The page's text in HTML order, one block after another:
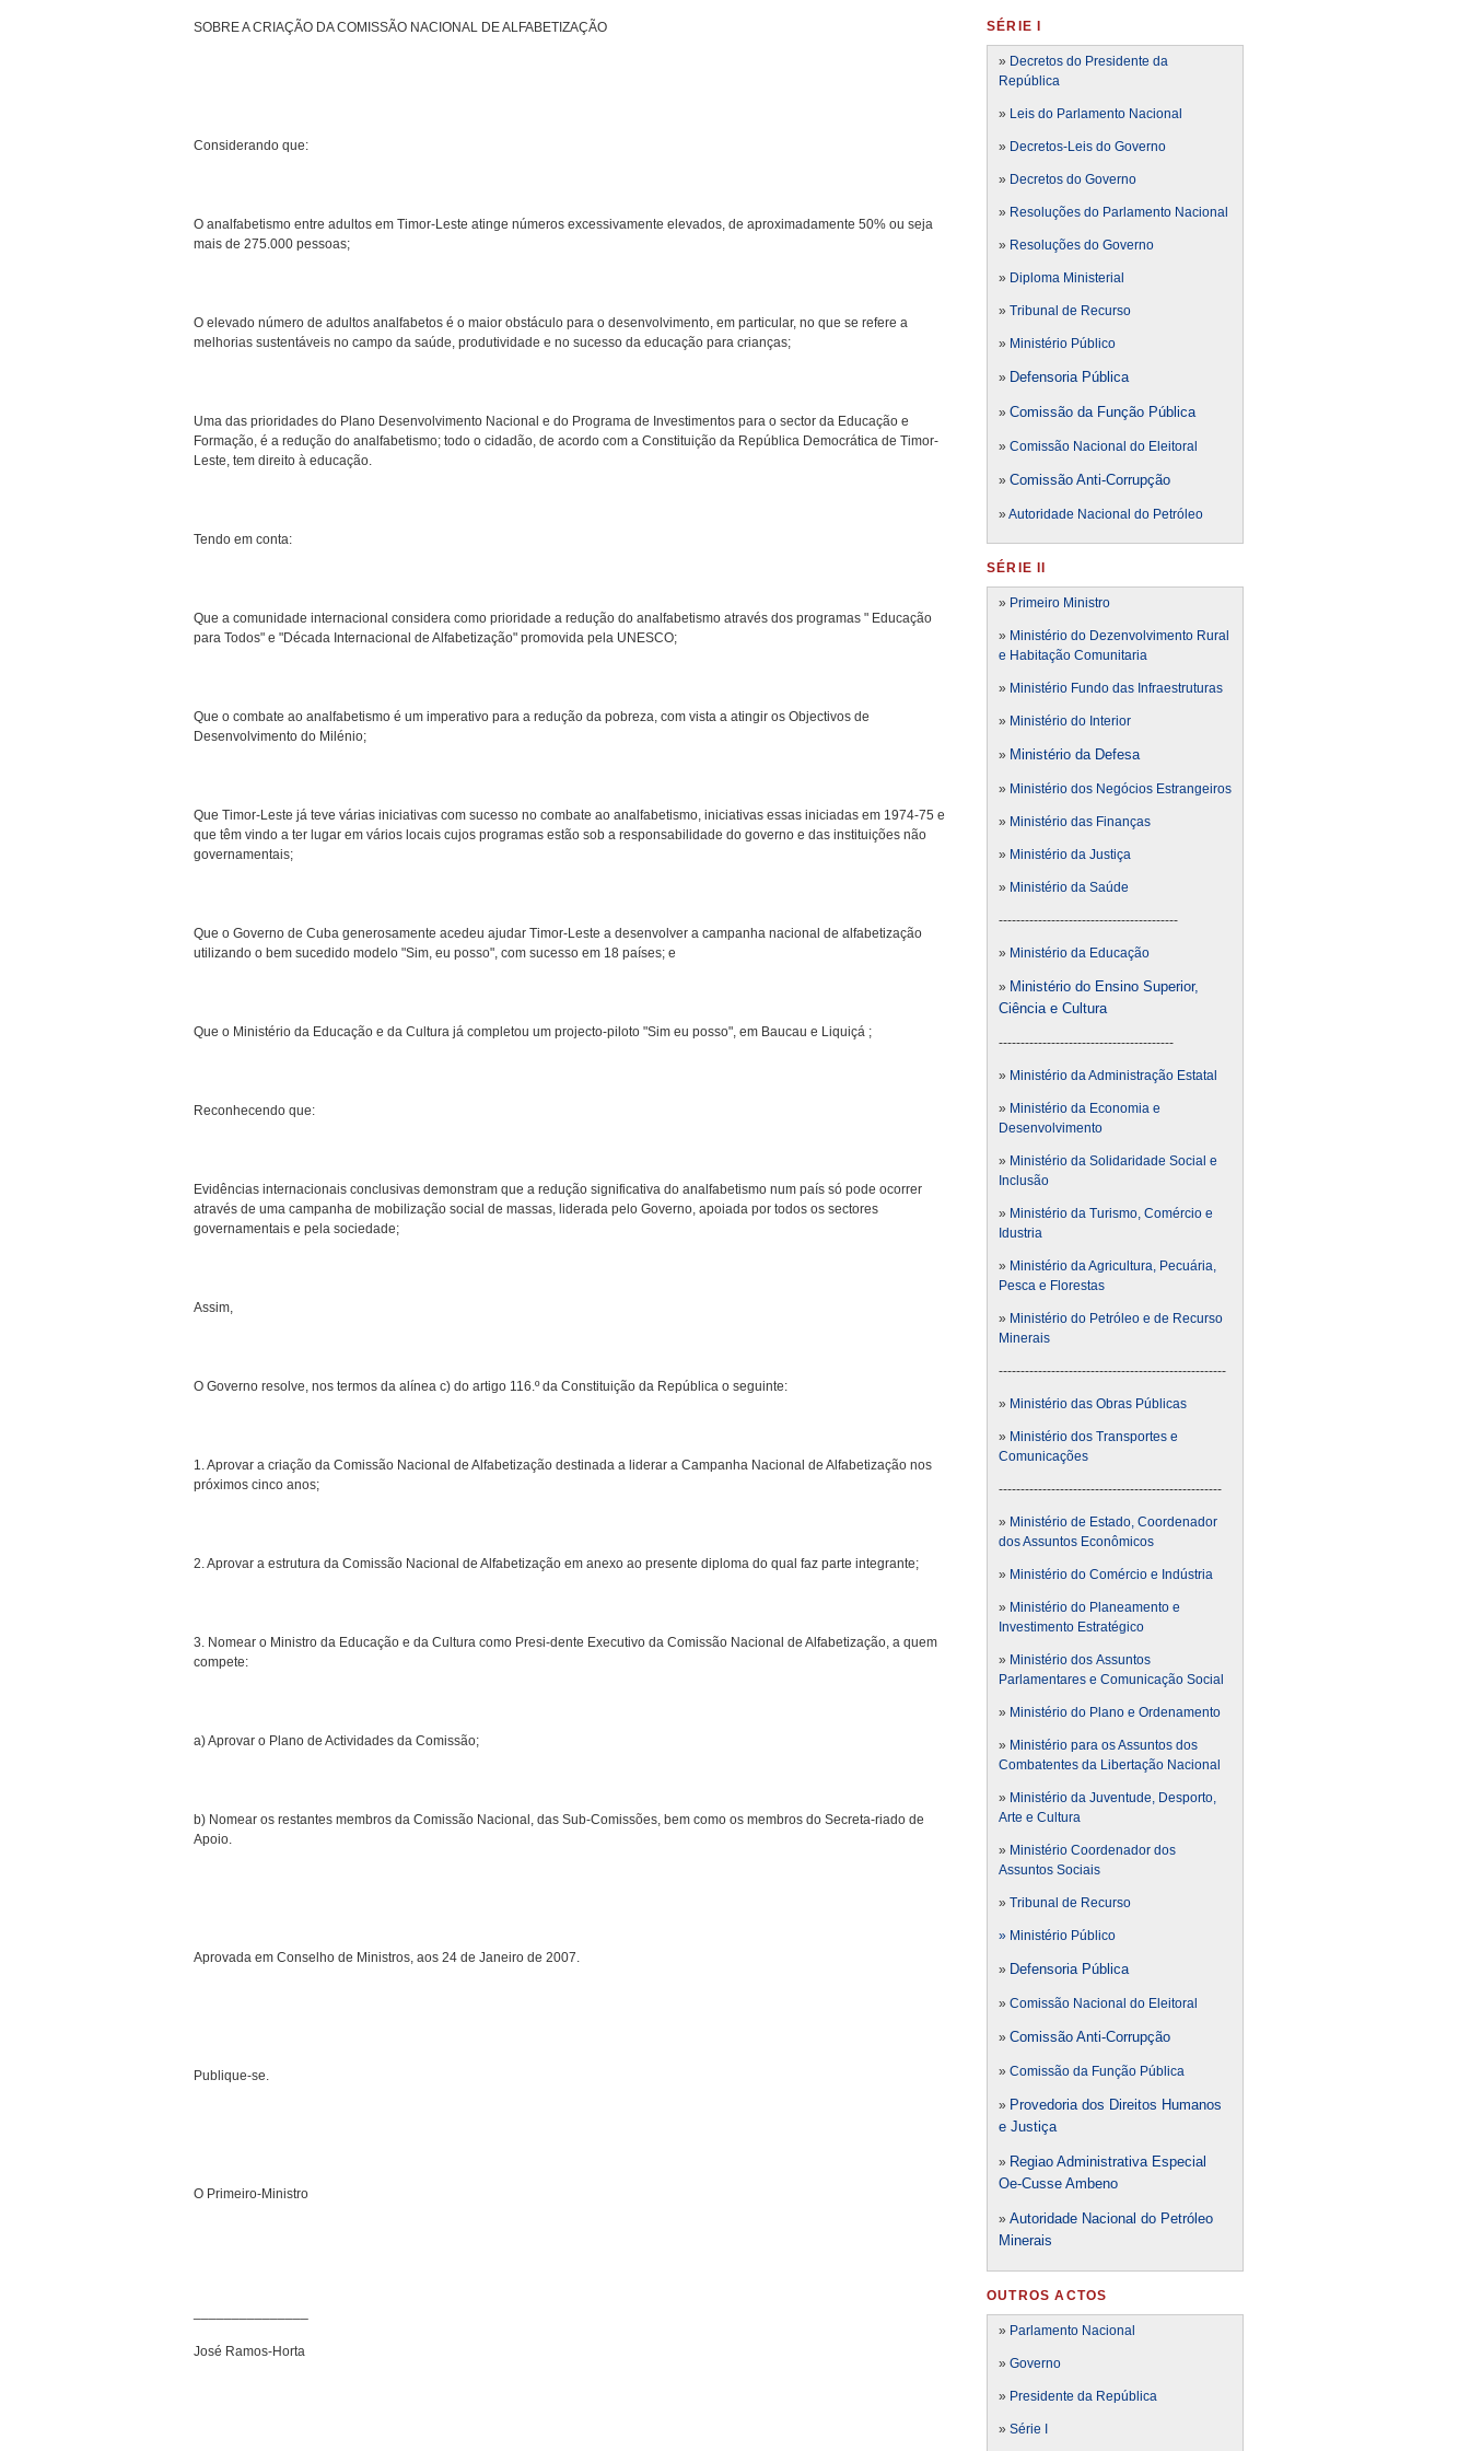
SOBRE A CRIAÇÃO DA COMISSÃO NACIONAL DE ALFABETIZAÇÃO
Considerando que:
O analfabetismo entre adultos em Timor-Leste atinge números excessivamente elevados, de aproximadamente 50% ou seja
mais de 275.000 pessoas;
O elevado número de adultos analfabetos é o maior obstáculo para o desenvolvimento, em particular, no que se refere a
melhorias sustentáveis no campo da saúde, produtividade e no sucesso da educação para crianças;
Uma das prioridades do Plano Desenvolvimento Nacional e do Programa de Investimentos para o sector da Educação e
Formação, é a redução do analfabetismo; todo o cidadão, de acordo com a Constituição da República Democrática de Timor-
Leste, tem direito à educação.
Tendo em conta:
Que a comunidade internacional considera como prioridade a redução do analfabetismo através dos programas " Educação
para Todos" e "Década Internacional de Alfabetização" promovida pela UNESCO;
Que o combate ao analfabetismo é um imperativo para a redução da pobreza, com vista a atingir os Objectivos de
Desenvolvimento do Milénio;
Que Timor-Leste já teve várias iniciativas com sucesso no combate ao analfabetismo, iniciativas essas iniciadas em 1974-75 e
que têm vindo a ter lugar em vários locais cujos programas estão sob a responsabilidade do governo e das instituições não
governamentais;
Que o Governo de Cuba generosamente acedeu ajudar Timor-Leste a desenvolver a campanha nacional de alfabetização
utilizando o bem sucedido modelo "Sim, eu posso", com sucesso em 18 países; e
Que o Ministério da Educação e da Cultura já completou um projecto-piloto "Sim eu posso", em Baucau e Liquiçá ;
Reconhecendo que:
Evidências internacionais conclusivas demonstram que a redução significativa do analfabetismo num país só pode ocorrer
através de uma campanha de mobilização social de massas, liderada pelo Governo, apoiada por todos os sectores
governamentais e pela sociedade;
Assim,
O Governo resolve, nos termos da alínea c) do artigo 116.º da Constituição da República o seguinte:
1. Aprovar a criação da Comissão Nacional de Alfabetização destinada a liderar a Campanha Nacional de Alfabetização nos
próximos cinco anos;
2. Aprovar a estrutura da Comissão Nacional de Alfabetização em anexo ao presente diploma do qual faz parte integrante;
3. Nomear o Ministro da Educação e da Cultura como Presi-dente Executivo da Comissão Nacional de Alfabetização, a quem
compete:
a) Aprovar o Plano de Actividades da Comissão;
b) Nomear os restantes membros da Comissão Nacional, das Sub-Comissões, bem como os membros do Secreta-riado de
Apoio.
Aprovada em Conselho de Ministros, aos 24 de Janeiro de 2007.
Publique-se.
O Primeiro-Ministro
José Ramos-Horta
SÉRIE I
» Decretos do Presidente da
República
» Leis do Parlamento Nacional
» Decretos-Leis do Governo
» Decretos do Governo
» Resoluções do Parlamento Nacional
» Resoluções do Governo
» Diploma Ministerial
» Tribunal de Recurso
» Ministério Público
» Defensoria Pública
» Comissão da Função Pública
» Comissão Nacional do Eleitoral
» Comissão Anti-Corrupção
» Autoridade Nacional do Petróleo
SÉRIE II
» Primeiro Ministro
» Ministério do Dezenvolvimento Rural
e Habitação Comunitaria
» Ministério Fundo das Infraestruturas
» Ministério do Interior
» Ministério da Defesa
» Ministério dos Negócios Estrangeiros
» Ministério das Finanças
» Ministério da Justiça
» Ministério da Saúde
-----------------------------------------
» Ministério da Educação
» Ministério do Ensino Superior,
Ciência e Cultura
----------------------------------------
» Ministério da Administração Estatal
» Ministério da Economia e
Desenvolvimento
» Ministério da Solidaridade Social e
Inclusão
» Ministério da Turismo, Comércio e
Idustria
» Ministério da Agricultura, Pecuária,
Pesca e Florestas
» Ministério do Petróleo e de Recurso
Minerais
----------------------------------------------------
» Ministério das Obras Públicas
» Ministério dos Transportes e
Comunicações
---------------------------------------------------
» Ministério de Estado, Coordenador
dos Assuntos Econômicos
» Ministério do Comércio e Indústria
» Ministério do Planeamento e
Investimento Estratégico
» Ministério dos Assuntos
Parlamentares e Comunicação Social
» Ministério do Plano e Ordenamento
» Ministério para os Assuntos dos
Combatentes da Libertação Nacional
» Ministério da Juventude, Desporto,
Arte e Cultura
» Ministério Coordenador dos
Assuntos Sociais
» Tribunal de Recurso
» Ministério Público
» Defensoria Pública
» Comissão Nacional do Eleitoral
» Comissão Anti-Corrupção
» Comissão da Função Pública
» Provedoria dos Direitos Humanos
e Justiça
» Regiao Administrativa Especial
Oe-Cusse Ambeno
» Autoridade Nacional do Petróleo
Minerais
OUTROS ACTOS
» Parlamento Nacional
» Governo
» Presidente da República
» Série I